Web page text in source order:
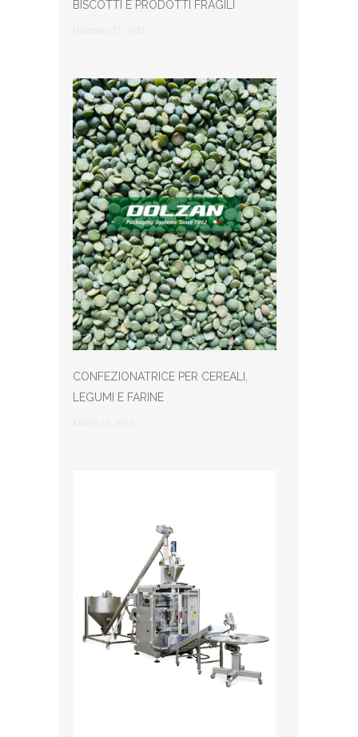
BISCOTTI E PRODOTTI FRAGILI
CONFEZIONATRICE PER CEREALI,
LEGUMI E FARINE